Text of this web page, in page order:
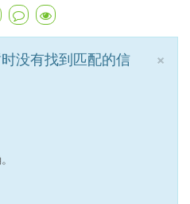
×
没有找到匹配的信